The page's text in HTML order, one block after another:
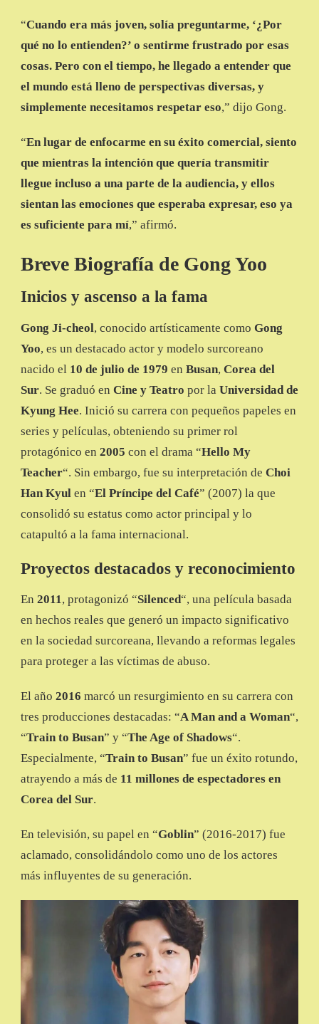
“Cuando era más joven, solía preguntarme, ‘¿Por
qué no lo entienden?’ o sentirme frustrado por esas
cosas. Pero con el tiempo, he llegado a entender que
el mundo está lleno de perspectivas diversas, y
simplemente necesitamos respetar eso,” dijo Gong.
“En lugar de enfocarme en su éxito comercial, siento
que mientras la intención que quería transmitir
llegue incluso a una parte de la audiencia, y ellos
sientan las emociones que esperaba expresar, eso ya
es suficiente para mí,” afirmó.
Breve Biografía de Gong Yoo
Inicios y ascenso a la fama
Gong Ji-cheol, conocido artísticamente como Gong
Yoo, es un destacado actor y modelo surcoreano
nacido el 10 de julio de 1979 en Busan, Corea del
Sur. Se graduó en Cine y Teatro por la Universidad de
Kyung Hee. Inició su carrera con pequeños papeles en
series y películas, obteniendo su primer rol
protagónico en 2005 con el drama “Hello My
Teacher“. Sin embargo, fue su interpretación de Choi
Han Kyul en “El Príncipe del Café” (2007) la que
consolidó su estatus como actor principal y lo
catapultó a la fama internacional.
Proyectos destacados y reconocimiento
En 2011, protagonizó “Silenced“, una película basada
en hechos reales que generó un impacto significativo
en la sociedad surcoreana, llevando a reformas legales
para proteger a las víctimas de abuso.
El año 2016 marcó un resurgimiento en su carrera con
tres producciones destacadas: “A Man and a Woman“,
“Train to Busan” y “The Age of Shadows“.
Especialmente, “Train to Busan” fue un éxito rotundo,
atrayendo a más de 11 millones de espectadores en
Corea del Sur.
En televisión, su papel en “Goblin” (2016-2017) fue
aclamado, consolidándolo como uno de los actores
más influyentes de su generación.